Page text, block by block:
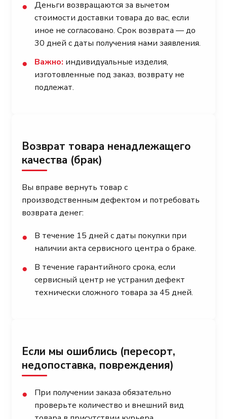
●
Деньги возвращаются за вычетом
стоимости доставки товара до вас, если
иное не согласовано. Срок возврата — до
30 дней с даты получения нами заявления.
● Важно: индивидуальные изделия,
изготовленные под заказ, возврату не
подлежат.
Возврат товара ненадлежащего
качества (брак)
Вы вправе вернуть товар с
производственным дефектом и потребовать
возврата денег:
●
В течение 15 дней с даты покупки при
наличии акта сервисного центра о браке.
●
В течение гарантийного срока, если
сервисный центр не устранил дефект
технически сложного товара за 45 дней.
Если мы ошиблись (пересорт,
недопоставка, повреждения)
●
При получении заказа обязательно
проверьте количество и внешний вид